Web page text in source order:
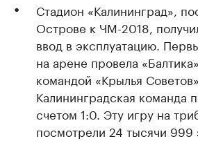
Стадион «Калининград»,
Острове к ЧМ-2018,
ввод в эксплуатацию.
на арене провела
командой «Крылья Советов».
Калининградская команда
счетом 1:0. Эту игру на
посмотрели 24 тысячи 999